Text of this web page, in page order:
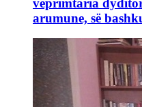
arumune, së